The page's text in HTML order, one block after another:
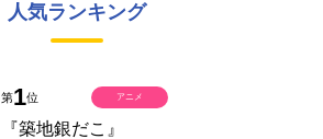
人気ランキング
第1位
『築地銀だこ』
アニメ